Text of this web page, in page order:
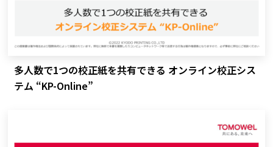
多人数で1つの校正紙を共有できる オンライン校正シス
テム “KP-Online”